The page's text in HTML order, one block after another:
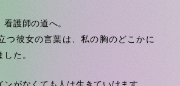
護師の道へ。
つ彼女の言葉は、私の胸のどこかに
た。